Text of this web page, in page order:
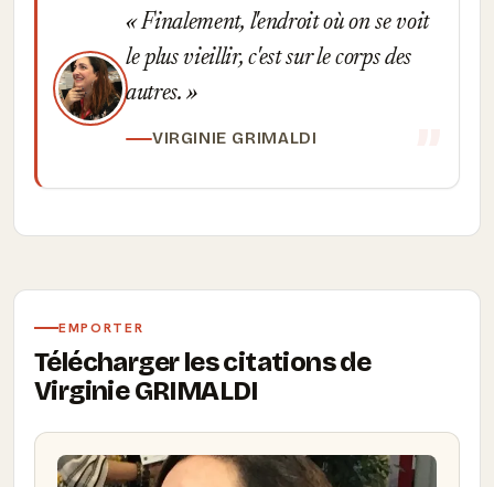
Finalement, l'endroit où on se voit
le plus vieillir, c'est sur le corps des
autres.
VIRGINIE GRIMALDI
EMPORTER
Télécharger les citations de
Virginie GRIMALDI